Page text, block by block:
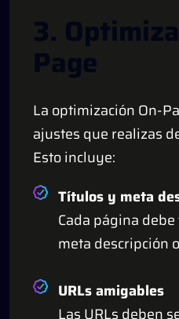
3.
Page
La optimización On-
ajustes que realizas
Esto incluye:
Títulos y meta
Cada página
meta descripción
URLs amigables
Las URLs deben